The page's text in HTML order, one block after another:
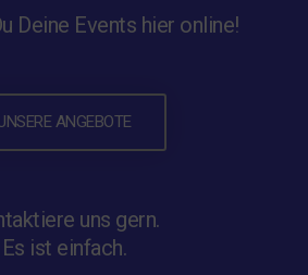
Deine Events hier online!
ANGEBOTE
uns gern.
Es ist einfach.